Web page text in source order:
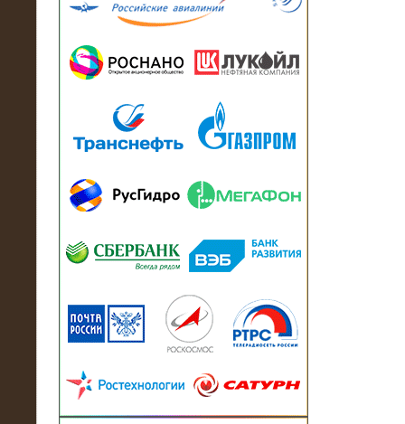
13.07.2018
модуль в контейнере 2700 кВА на
Балтийский завод
Активно-реактивные нагрузочные
модули 15 МВт (21,5 МВА) На Кубок
конфедераций